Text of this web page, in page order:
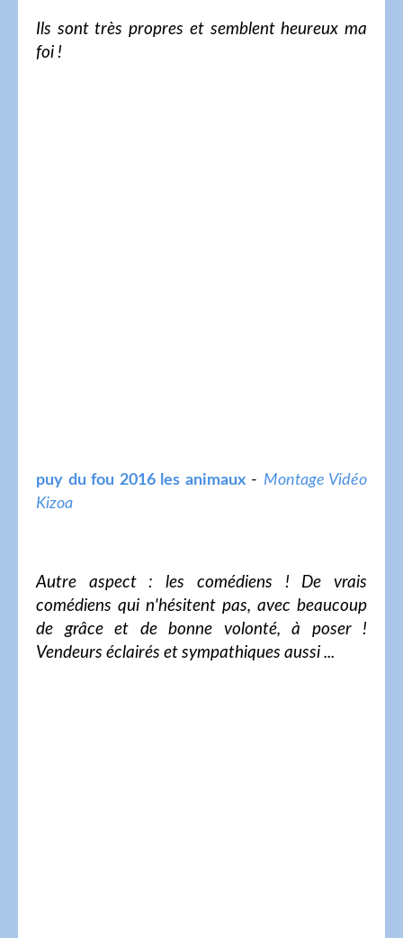
Ils sont très propres et semblent heureux ma
foi !
puy du fou 2016 les animaux- Montage Vidéo
Kizoa
Autre aspect : les comédiens ! De vrais
comédiens qui n'hésitent pas, avec beaucoup
de grâce et de bonne volonté, à poser !
Vendeurs éclairés et sympathiques aussi ...